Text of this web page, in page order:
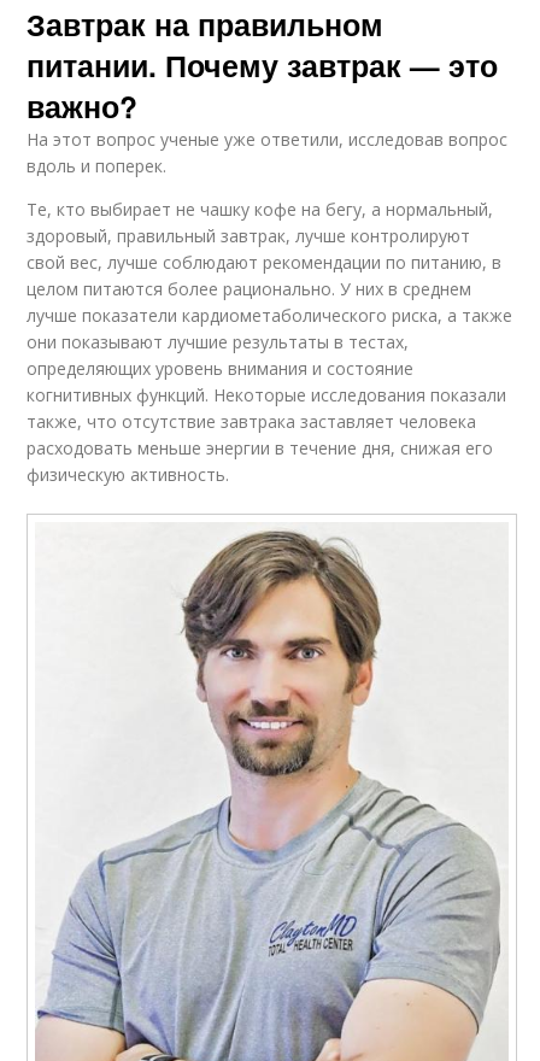
Завтрак на правильном
питании. Почему завтрак — это
важно?
На этот вопрос ученые уже ответили, исследовав вопрос
вдоль и поперек.
Те, кто выбирает не чашку кофе на бегу, а нормальный,
здоровый, правильный завтрак, лучше контролируют
свой вес, лучше соблюдают рекомендации по питанию, в
целом питаются более рационально. У них в среднем
лучше показатели кардиометаболического риска, а также
они показывают лучшие результаты в тестах,
определяющих уровень внимания и состояние
когнитивных функций. Некоторые исследования показали
также, что отсутствие завтрака заставляет человека
расходовать меньше энергии в течение дня, снижая его
физическую активность.